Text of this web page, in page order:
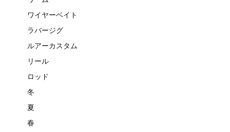
ワイヤーベイト
ラバージグ
ルアーカスタム
リール
ロッド
冬
夏
春